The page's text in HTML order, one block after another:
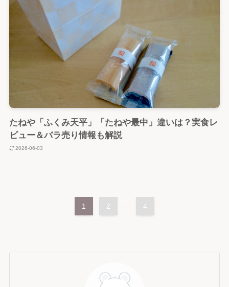
たねや「ふくみ天平」「たねや最中」違いは？実食レ
ビュー＆バラ売り情報も解説
2026-06-03
1 2 ... 4